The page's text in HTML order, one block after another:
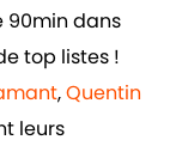
90min dans
top listes !
,Quentin
leurs